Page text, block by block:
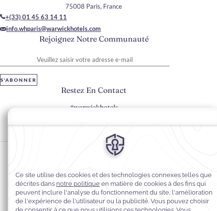
Rejoignez Notre Communauté
S'ABONNER
75008 Paris, France
+(33) 01 45 63 14 11
info.whparis@warwickhotels.com
Restez En Contact
#warwickhotels
Préférences en matière de cookies
Politique de confidentialité
Accessibilité du Web
Mentions légales
Conditions générales de vente